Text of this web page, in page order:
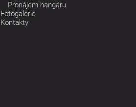
Pronájem hangáru
Fotogalerie
Kontakty